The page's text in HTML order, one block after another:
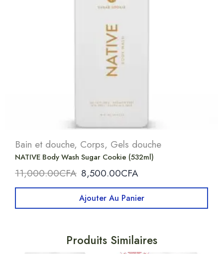
Bain et douche, Corps, Gels douche
NATIVE Body Wash Sugar Cookie (532ml)
11,000.00CFA 8,500.00CFA
Ajouter Au Panier
Produits Similaires